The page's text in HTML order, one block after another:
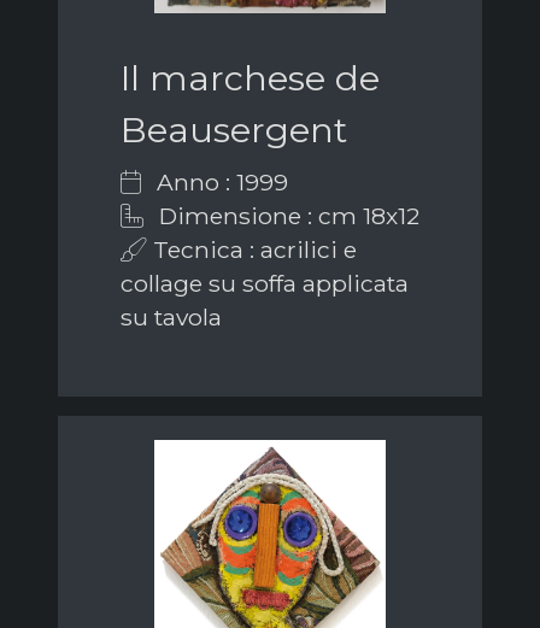
Il marchese de
Beausergent
Anno : 1999
Dimensione : cm 18x12
Tecnica : acrilici e
collage su soffa applicata
su tavola